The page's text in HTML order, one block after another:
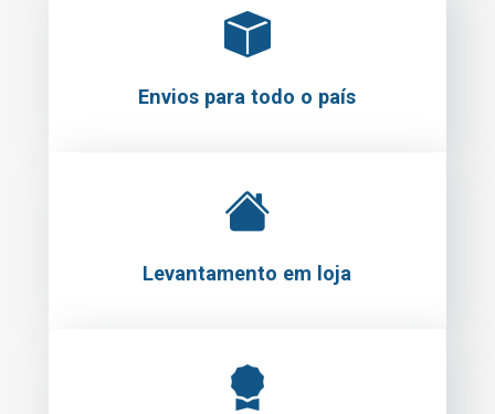
Envios para todo o país
Levantamento em loja